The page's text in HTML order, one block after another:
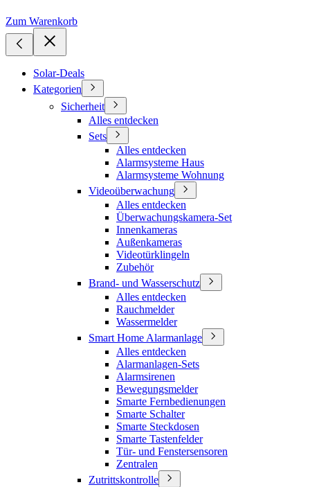
Zum Warenkorb
Solar-Deals
Kategorien
Sicherheit
Alles entdecken
Sets
Alles entdecken
Alarmsysteme Haus
Alarmsysteme Wohnung
Videoüberwachung
Alles entdecken
Überwachungskamera-Set
Innenkameras
Außenkameras
Videotürklingeln
Zubehör
Brand- und Wasserschutz
Alles entdecken
Rauchmelder
Wassermelder
Smart Home Alarmanlage
Alles entdecken
Alarmanlagen-Sets
Alarmsirenen
Bewegungsmelder
Smarte Fernbedienungen
Smarte Schalter
Smarte Steckdosen
Smarte Tastenfelder
Tür- und Fenstersensoren
Zentralen
Zutrittskontrolle